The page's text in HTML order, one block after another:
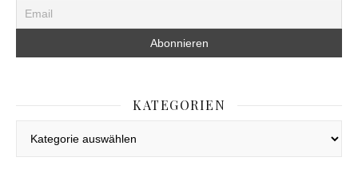
KATEGORIEN